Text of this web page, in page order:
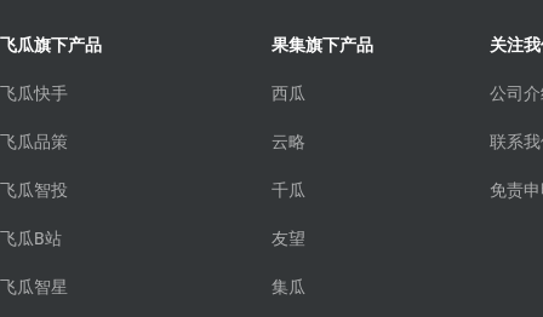
飞瓜旗下产品
飞瓜快手
飞瓜品策
飞瓜智投
飞瓜B站
飞瓜智星
果集旗下产品
西瓜
云略
千瓜
友望
集瓜
关注
公司
联系
免责